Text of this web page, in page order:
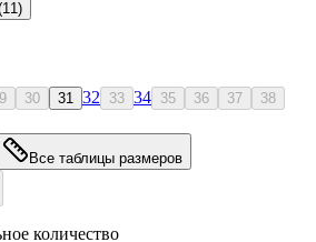
30 31 32 33 34 35 36 37
38
Все таблицы размеров
количество